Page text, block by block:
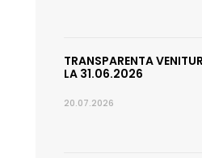
TRANSPARENTA
LA 31.06.2026
20.07.2026